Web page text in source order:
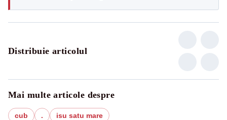
Distribuie articolul
Mai multe articole despre
cub . isu satu mare